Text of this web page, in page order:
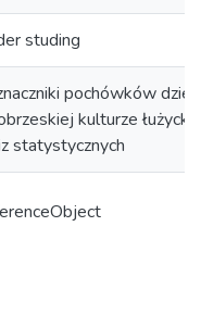
studing
pochówków
kulturze
statystycznych